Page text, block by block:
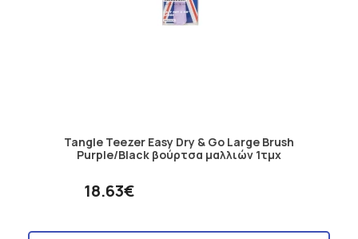
Tangle Teezer Easy Dry & Go Large Brush
Purple/Black βούρτσα μαλλιών 1τμχ
18.63€